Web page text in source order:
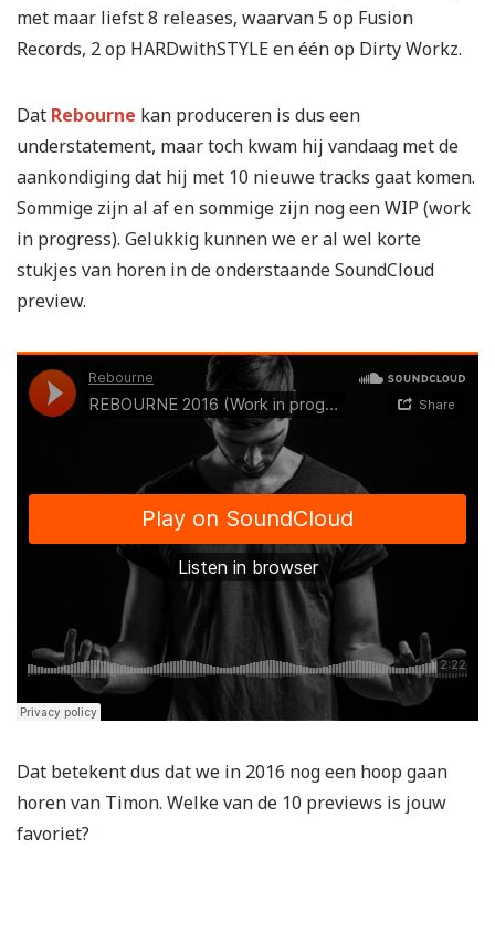
met maar liefst 8 releases, waarvan 5 op Fusion
Records, 2 op HARDwithSTYLE en één op Dirty Workz.
Dat Rebourne kan produceren is dus een
understatement, maar toch kwam hij vandaag met de
aankondiging dat hij met 10 nieuwe tracks gaat komen.
Sommige zijn al af en sommige zijn nog een WIP (work
in progress). Gelukkig kunnen we er al wel korte
stukjes van horen in de onderstaande SoundCloud
preview.
Dat betekent dus dat we in 2016 nog een hoop gaan
horen van Timon. Welke van de 10 previews is jouw
favoriet?